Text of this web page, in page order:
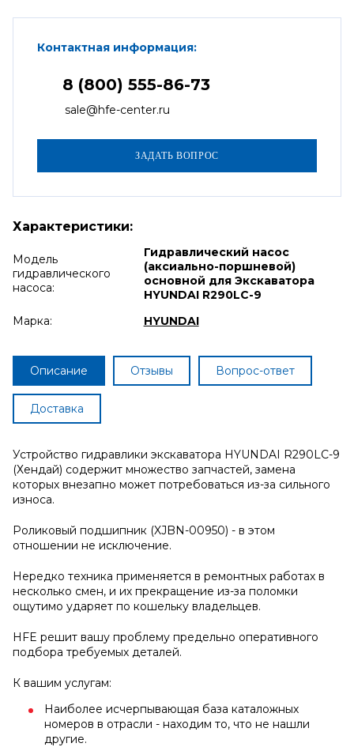
Контактная информация:
8 (800) 555-86-73
sale@hfe-center.ru
Характеристики:
Модель
гидравлического
насоса:
Гидравлический насос
(аксиально-поршневой)
основной для Экскаватора
HYUNDAI R290LC-9
Марка:
HYUNDAI
Описание Отзывы Вопрос-ответ
Доставка
Устройство гидравлики экскаватора HYUNDAI R290LC-9
(Хендай) содержит множество запчастей, замена
которых внезапно может потребоваться из-за сильного
износа.
Роликовый подшипник (XJBN-00950) - в этом
отношении не исключение.
Нередко техника применяется в ремонтных работах в
несколько смен, и их прекращение из-за поломки
ощутимо ударяет по кошельку владельцев.
HFE решит вашу проблему предельно оперативного
подбора требуемых деталей.
К вашим услугам:
Наиболее исчерпывающая база каталожных
номеров в отрасли - находим то, что не нашли
другие.